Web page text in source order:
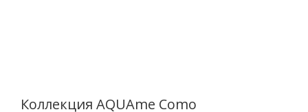
Коллекция AQUAme Como